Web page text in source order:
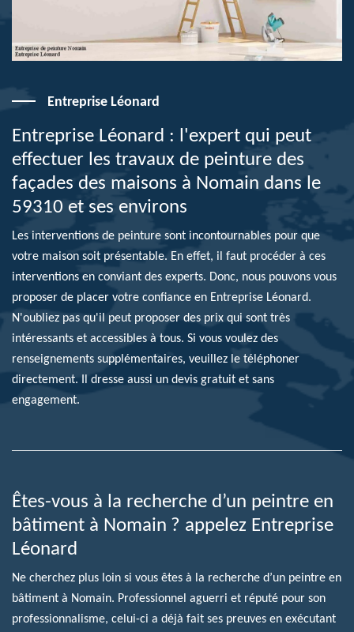
Entreprise Léonard
Entreprise Léonard : l'expert qui peut
effectuer les travaux de peinture des
façades des maisons à Nomain dans le
59310 et ses environs
Les interventions de peinture sont incontournables pour que
votre maison soit présentable. En effet, il faut procéder à ces
interventions en conviant des experts. Donc, nous pouvons vous
proposer de placer votre confiance en Entreprise Léonard.
N'oubliez pas qu'il peut proposer des prix qui sont très
intéressants et accessibles à tous. Si vous voulez des
renseignements supplémentaires, veuillez le téléphoner
directement. Il dresse aussi un devis gratuit et sans
engagement.
Êtes-vous à la recherche d’un peintre en
bâtiment à Nomain ? appelez Entreprise
Léonard
Ne cherchez plus loin si vous êtes à la recherche d’un peintre en
bâtiment à Nomain. Professionnel aguerri et réputé pour son
professionnalisme, celui-ci a déjà fait ses preuves en exécutant